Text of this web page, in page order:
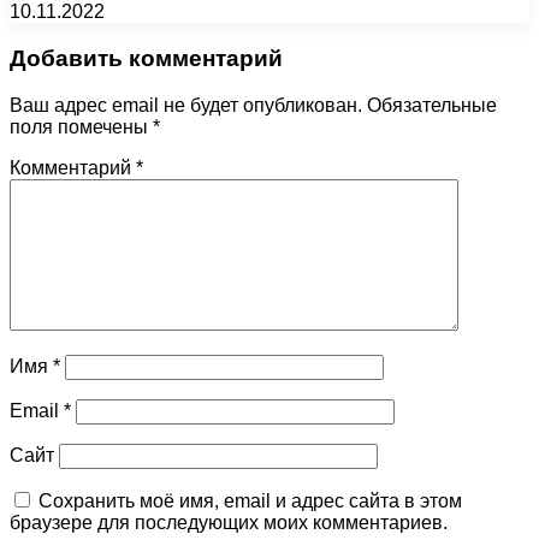
10.11.2022
Добавить комментарий
Ваш адрес email не будет опубликован. Обязательные
поля помечены *
Комментарий *
Имя *
Email *
Сайт
Сохранить моё имя, email и адрес сайта в этом
браузере для последующих моих комментариев.